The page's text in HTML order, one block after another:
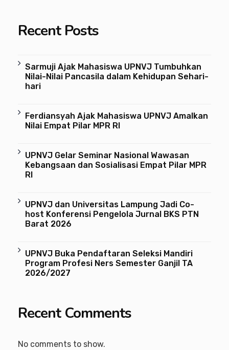
Recent Posts
Sarmuji Ajak Mahasiswa UPNVJ Tumbuhkan
Nilai-Nilai Pancasila dalam Kehidupan Sehari-
hari
Ferdiansyah Ajak Mahasiswa UPNVJ Amalkan
Nilai Empat Pilar MPR RI
UPNVJ Gelar Seminar Nasional Wawasan
Kebangsaan dan Sosialisasi Empat Pilar MPR
RI
UPNVJ dan Universitas Lampung Jadi Co-
host Konferensi Pengelola Jurnal BKS PTN
Barat 2026
UPNVJ Buka Pendaftaran Seleksi Mandiri
Program Profesi Ners Semester Ganjil TA
2026/2027
Recent Comments
No comments to show.